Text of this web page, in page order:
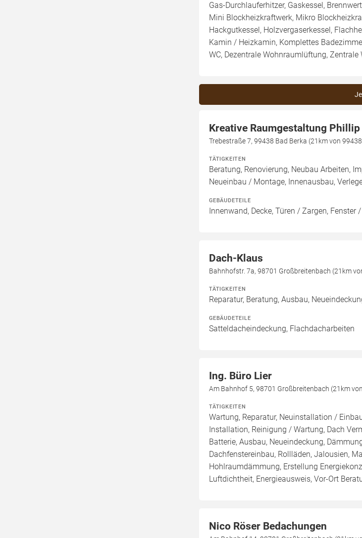
Gas-Durchlauferhitzer, Gaskessel,
Mini Blockheizkraftwerk, Mikro
Hackgutkessel, Holzvergaserkessel,
Kamin / Heizkamin, Komplettes
WC, Dezentrale Wohnraumlüftung,
Kreative Raumgestaltung
Trebestraße 7, 99438 Bad Berka (21km von
TÄTIGKEITEN
Beratung, Renovierung, Neubau Arbeiten,
Neueinbau / Montage, Innenausbau,
GEBÄUDETEILE
Innenwand, Decke, Türen / Zargen,
Dach-Klaus
Bahnhofstr. 7a, 98701 Großbreitenbach (21km
TÄTIGKEITEN
Reparatur, Beratung, Ausbau,
GEBÄUDETEILE
Satteldacheindeckung, Flachdacharbeiten
Ing. Büro Lier
Am Bahnhof 5, 98701 Großbreitenbach (21km
TÄTIGKEITEN
Wartung, Reparatur, Neuinstallation /
Installation, Reinigung / Wartung, Dach
Batterie, Ausbau, Neueindeckung,
Dachfenstereinbau, Rollläden, Jalousien,
Hohlraumdämmung, Erstellung
Luftdichtheit, Energieausweis, Vor-Ort
Nico Röser Bedachungen